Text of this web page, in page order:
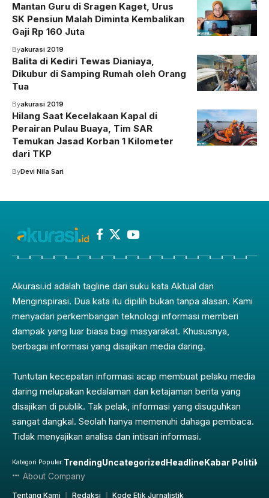
Mantan Guru di Sragen Kaget, Urus
SK Pensiun Malah Diminta Kembalikan
Gaji Rp 160 Juta
Byakurasi 2019
Balita di Kediri Tewas Dianiaya,
Dikubur di Samping Rumah oleh Orang
Tua
Byakurasi 2019
Hilang Saat Kecelakaan Kapal di
Perairan Pulau Buaya, Tim SAR
Temukan Jasad Korban 1 Kilometer
dari TKP
ByDevi Nila Sari
Akurasi.id adalah tagline dari suku kata Aktual dan
Menginspirasi. Dua kata itu dipilih bukan tanpa alasan. Kami
menyadari perkembangan teknologi informasi memberi
dampak yang luar biasa bagi masyarakat. Khususnya,
berbagai informasi yang disajikan media daring.
Tuntutan kecepatan informasi acap membuat pelaku media
daring melupakan kedalaman dan ketajaman berita yang
disajikan di publik. Tak pelak, informasi yang disuguhkan
sangat dangkal. Seolah hanya memenuhi dahaga pembaca.
Tidak menyajikan analisa dan intisari informasi.
Kategori Populer:TrendingUncategorizedHeadlineKabar Politik
About Company
Tentang Kami Redaksi Kode Etik Jurnalistik